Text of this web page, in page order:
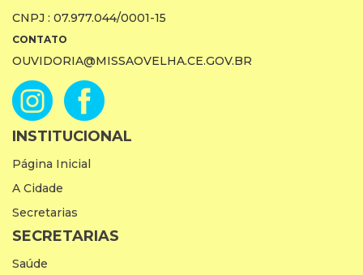
CNPJ : 07.977.044/0001-15
CONTATO
OUVIDORIA@MISSAOVELHA.CE.GOV.BR
INSTITUCIONAL
Página Inicial
A Cidade
Secretarias
SECRETARIAS
Saúde